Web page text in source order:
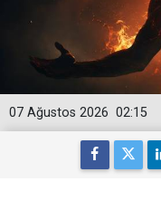
02:15
07 Ağustos 2026